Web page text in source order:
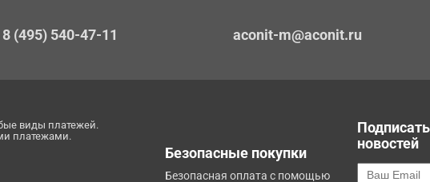
8 (495) 540-47-11 aconit-m@aconit.ru
виды платежей.
платежами.
Безопасные покупки
Безопасная оплата с помощью
новостей